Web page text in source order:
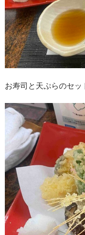
お寿司と天ぷらのセッ